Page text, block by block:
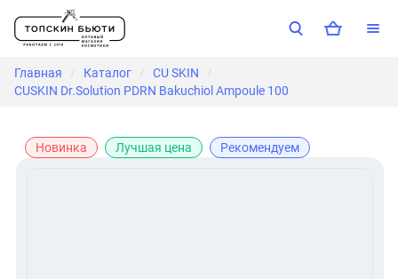
Главная / Каталог / CU SKIN /
CUSKIN Dr.Solution PDRN Bakuchiol Ampoule 100
Новинка Лучшая цена Рекомендуем